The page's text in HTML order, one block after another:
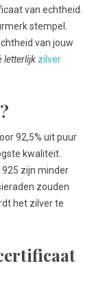
van echtheid.
stempel.
van jouw
letterlijk zilver
92,5% uit puur
kwaliteit.
925 zijn minder
zouden
het zilver te